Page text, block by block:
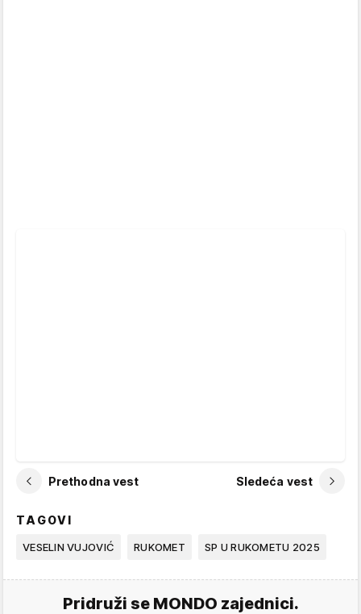
Prethodna vest Sledeća vest
TAGOVI
VESELIN VUJOVIĆ RUKOMET SP U RUKOMETU 2025
Pridruži se MONDO zajednici.